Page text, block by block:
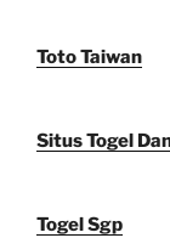
Toto Taiwan
Situs Togel
Togel Sgp